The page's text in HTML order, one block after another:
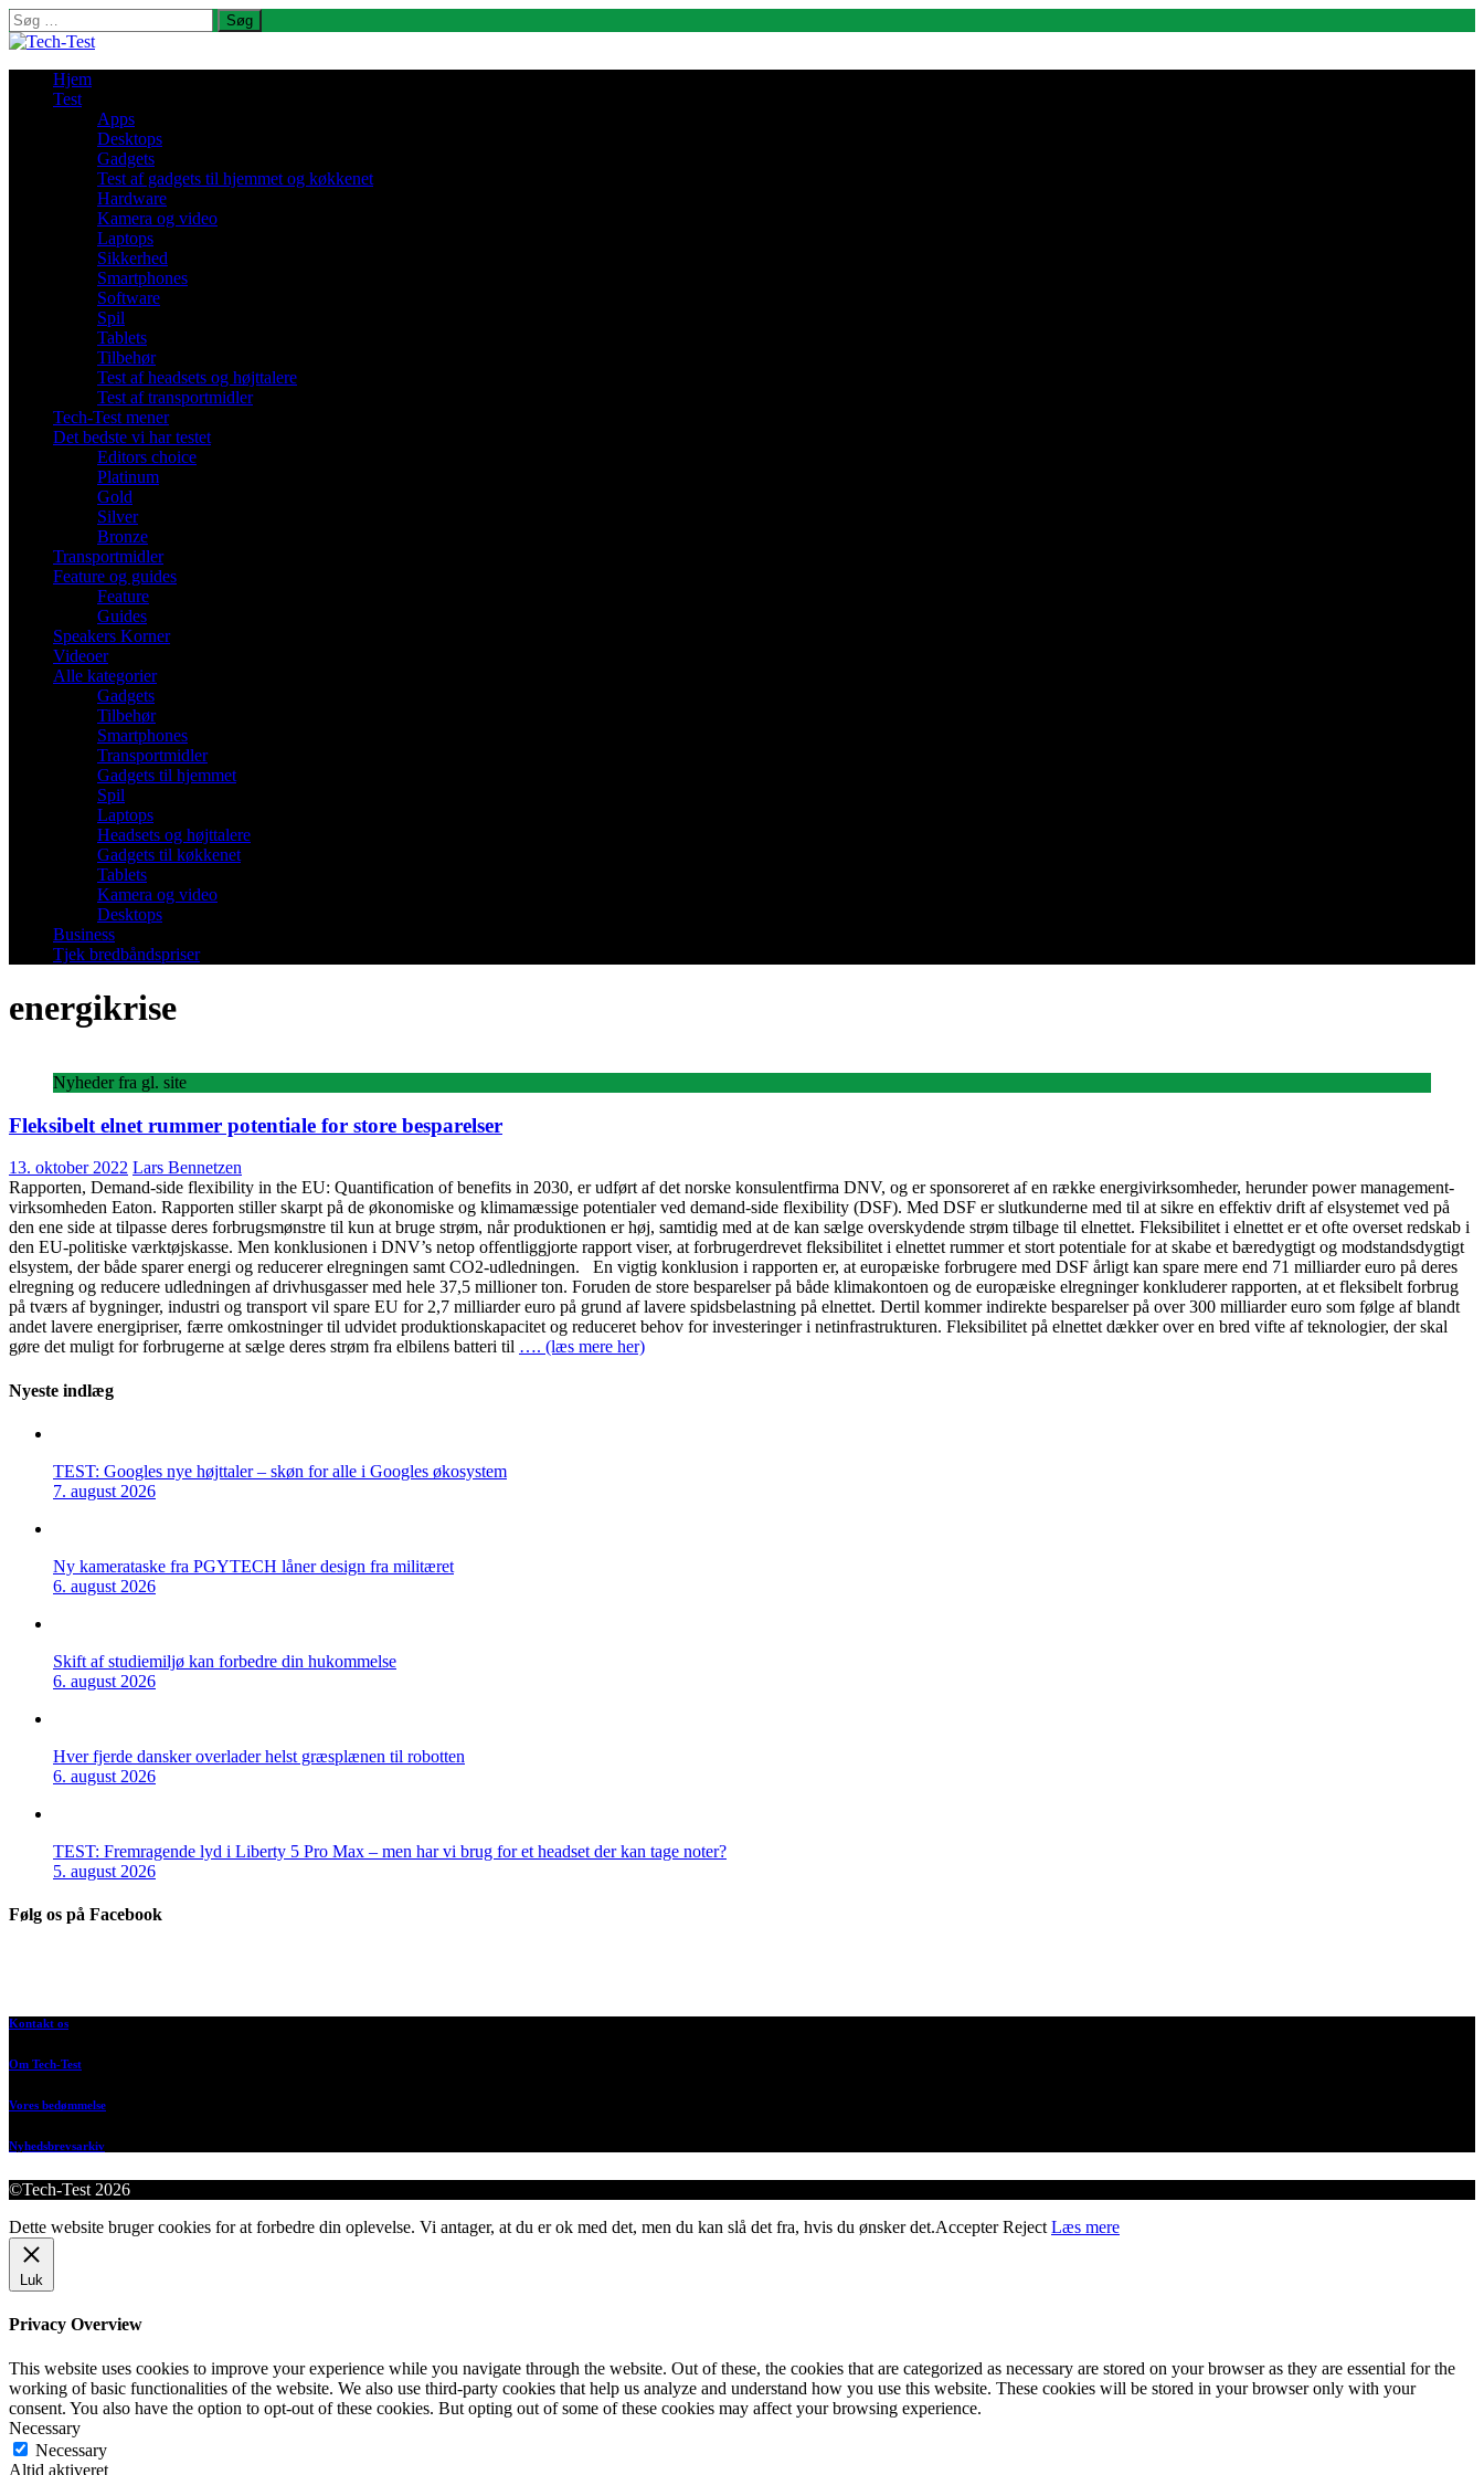
Søg
efter:
Hjem
Test
Apps
Desktops
Gadgets
Test af gadgets til hjemmet og køkkenet
Hardware
Kamera og video
Laptops
Sikkerhed
Smartphones
Software
Spil
Tablets
Tilbehør
Test af headsets og højttalere
Test af transportmidler
Tech-Test mener
Det bedste vi har testet
Editors choice
Platinum
Gold
Silver
Bronze
Transportmidler
Feature og guides
Feature
Guides
Speakers Korner
Videoer
Alle kategorier
Gadgets
Tilbehør
Smartphones
Transportmidler
Gadgets til hjemmet
Spil
Laptops
Headsets og højttalere
Gadgets til køkkenet
Tablets
Kamera og video
Desktops
Business
Tjek bredbåndspriser
energikrise
Nyheder fra gl. site
Fleksibelt elnet rummer potentiale for store besparelser
13. oktober 2022 Lars Bennetzen
Rapporten, Demand-side flexibility in the EU: Quantification of benefits in 2030, er udført af det norske konsulentfirma DNV, og er sponsoreret af en række energivirksomheder, herunder power management-
virksomheden Eaton. Rapporten stiller skarpt på de økonomiske og klimamæssige potentialer ved demand-side flexibility (DSF). Med DSF er slutkunderne med til at sikre en effektiv drift af elsystemet ved på
den ene side at tilpasse deres forbrugsmønstre til kun at bruge strøm, når produktionen er høj, samtidig med at de kan sælge overskydende strøm tilbage til elnettet. Fleksibilitet i elnettet er et ofte overset redskab i
den EU-politiske værktøjskasse. Men konklusionen i DNV’s netop offentliggjorte rapport viser, at forbrugerdrevet fleksibilitet i elnettet rummer et stort potentiale for at skabe et bæredygtigt og modstandsdygtigt
elsystem, der både sparer energi og reducerer elregningen samt CO2-udledningen. En vigtig konklusion i rapporten er, at europæiske forbrugere med DSF årligt kan spare mere end 71 milliarder euro på deres
elregning og reducere udledningen af drivhusgasser med hele 37,5 millioner ton. Foruden de store besparelser på både klimakontoen og de europæiske elregninger konkluderer rapporten, at et fleksibelt forbrug
på tværs af bygninger, industri og transport vil spare EU for 2,7 milliarder euro på grund af lavere spidsbelastning på elnettet. Dertil kommer indirekte besparelser på over 300 milliarder euro som følge af blandt
andet lavere energipriser, færre omkostninger til udvidet produktionskapacitet og reduceret behov for investeringer i netinfrastrukturen. Fleksibilitet på elnettet dækker over en bred vifte af teknologier, der skal
gøre det muligt for forbrugerne at sælge deres strøm fra elbilens batteri til …. (læs mere her)
Nyeste indlæg
TEST: Googles nye højttaler – skøn for alle i Googles økosystem
7. august 2026
Ny kamerataske fra PGYTECH låner design fra militæret
6. august 2026
Skift af studiemiljø kan forbedre din hukommelse
6. august 2026
Hver fjerde dansker overlader helst græsplænen til robotten
6. august 2026
TEST: Fremragende lyd i Liberty 5 Pro Max – men har vi brug for et headset der kan tage noter?
5. august 2026
Følg os på Facebook
Kontakt os
Om Tech-Test
Vores bedømmelse
Nyhedsbrevsarkiv
©Tech-Test 2026
Dette website bruger cookies for at forbedre din oplevelse. Vi antager, at du er ok med det, men du kan slå det fra, hvis du ønsker det.Accepter Reject Læs mere
Luk
Privacy Overview
This website uses cookies to improve your experience while you navigate through the website. Out of these, the cookies that are categorized as necessary are stored on your browser as they are essential for the
working of basic functionalities of the website. We also use third-party cookies that help us analyze and understand how you use this website. These cookies will be stored in your browser only with your
consent. You also have the option to opt-out of these cookies. But opting out of some of these cookies may affect your browsing experience.
Necessary
Necessary
Altid aktiveret